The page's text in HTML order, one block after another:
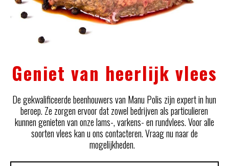
Geniet van heerlijk vlees
De gekwalificeerde beenhouwers van Manu Polis zijn expert in hun
beroep. Ze zorgen ervoor dat zowel bedrijven als particulieren
kunnen genieten van onze lams-, varkens- en rundvlees. Voor alle
soorten vlees kan u ons contacteren. Vraag nu naar de
mogelijkheden.